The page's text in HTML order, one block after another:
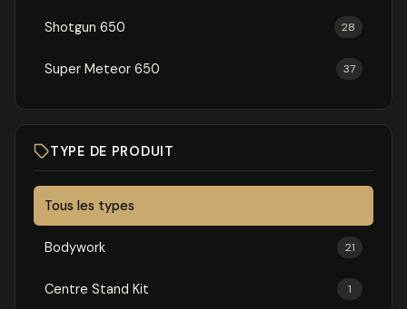
Shotgun 650 28
Super Meteor 650 37
TYPE DE PRODUIT
Tous les types
Bodywork 21
Centre Stand Kit 1